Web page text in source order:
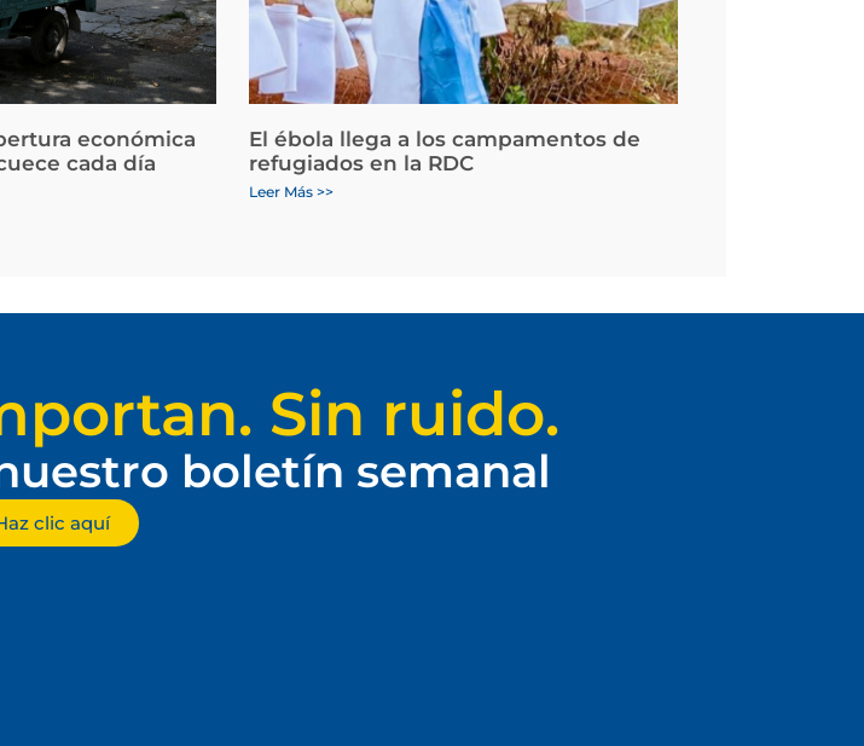
económica
cada día
El ébola llega a los campamentos de
refugiados en la RDC
Leer Más >>
Sin ruido.
boletín semanal
clic aquí